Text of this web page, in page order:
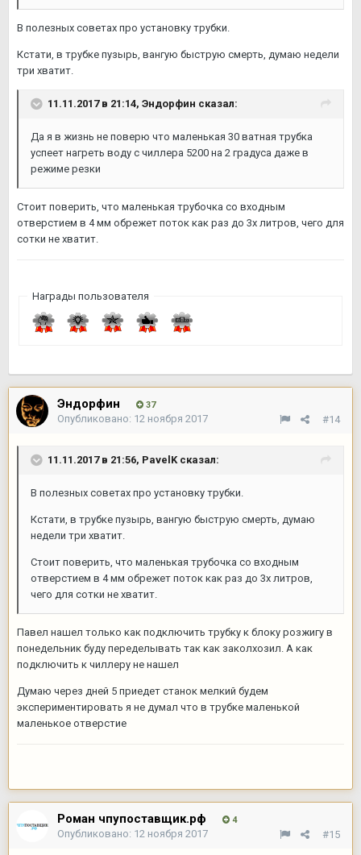
В полезных советах про установку трубки.
Кстати, в трубке пузырь, вангую быструю смерть, думаю недели
три хватит.
11.11.2017 в 21:14, Эндорфин сказал:
Да я в жизнь не поверю что маленькая 30 ватная трубка
успеет нагреть воду с чиллера 5200 на 2 градуса даже в
режиме резки
Стоит поверить, что маленькая трубочка со входным
отверстием в 4 мм обрежет поток как раз до 3х литров, чего для
сотки не хватит.
Награды пользователя
Эндорфин 37
#14
Опубликовано: 12 ноября 2017
11.11.2017 в 21:56, PavelKсказал:
В полезных советах про установку трубки.
Кстати, в трубке пузырь, вангую быструю смерть, думаю
недели три хватит.
Стоит поверить, что маленькая трубочка со входным
отверстием в 4 мм обрежет поток как раз до 3х литров,
чего для сотки не хватит.
Павел нашел только как подключить трубку к блоку розжигу в
понедельник буду переделывать так как заколхозил. А как
подключить к чиллеру не нашел
Думаю через дней 5 приедет станок мелкий будем
экспериментировать я не думал что в трубке маленькой
маленькое отверстие
Роман чпупоставщик.рф 4
#15
Опубликовано: 12 ноября 2017